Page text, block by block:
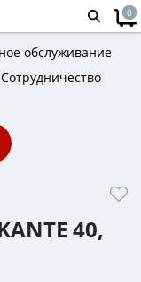
0
обслуживание
Сотрудничество
40,